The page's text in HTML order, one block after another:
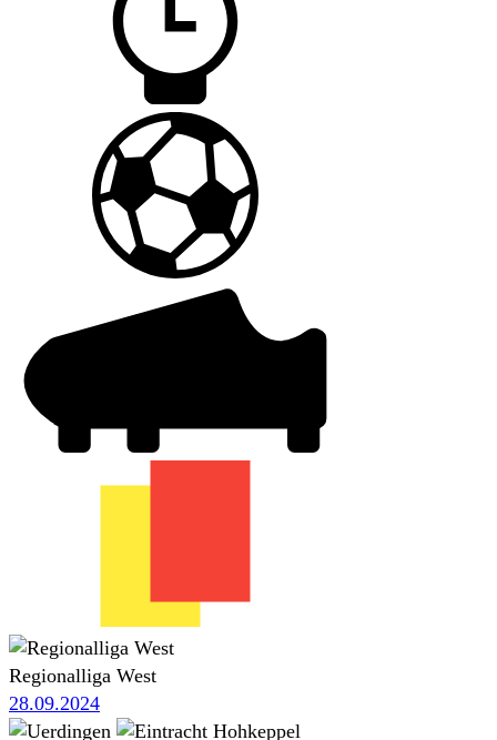
Regionalliga West
28.09.2024